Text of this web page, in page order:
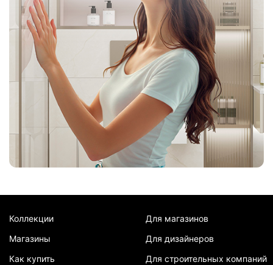
Коллекции
Магазины
Как купить
Для магазинов
Для дизайнеров
Для строительных компаний